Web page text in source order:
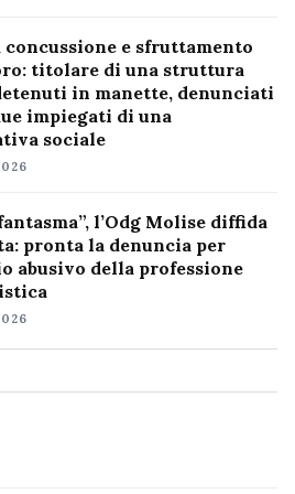
concussione e sfruttamento
titolare di una struttura
in manette, denunciati
impiegati di una
sociale
l’Odg Molise diffida
pronta la denuncia per
abusivo della professione